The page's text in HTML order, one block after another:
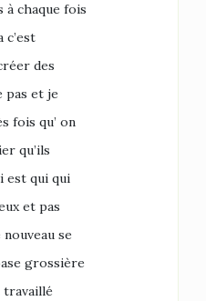
à chaque fois
c’est
des
pas et je
fois qu’ on
qu’ils
est qui qui
et pas
se
grossière
travaillé